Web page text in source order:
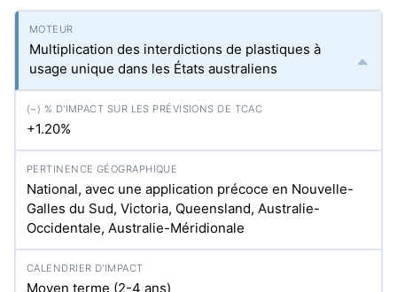
Multiplication des interdictions de plastiques à
usage unique dans les États australiens
+1.20%
National, avec une application précoce en Nouvelle-
Galles du Sud, Victoria, Queensland, Australie-
Occidentale, Australie-Méridionale
Moyen terme (2-4 ans)